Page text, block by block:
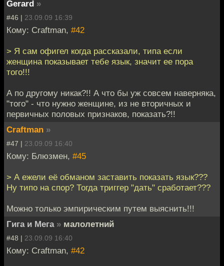
Gerard »
#46 | 23.09.09 16:39
Кому: Craftman, #42
> Я сам офигел когда рассказали, типа если
женщина показывает тебе язык, значит ее пора
того!!!
А по другому никак?!! А что бы уж совсем наверняка,
"того" - что нужно женщине, из не вторичных и
первичных половых признаков, показать?!!
Craftman »
#47 | 23.09.09 16:40
Кому: Блюзмен, #45
> А ежели её обманом заставить показать язык???
Ну типо на спор? Тогда триггер "дать" сработает???
Можно только эмпирическим путем выяснить!!!
Гига и Мега » малолетний
#48 | 23.09.09 16:40
Кому: Craftman, #42